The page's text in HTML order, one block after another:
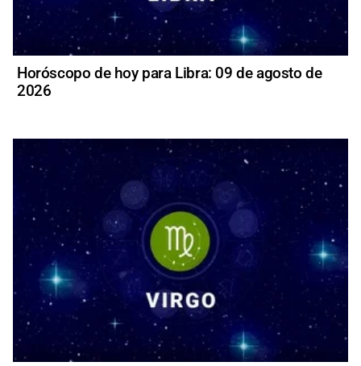
Horóscopo de hoy para Libra: 09 de agosto de
2026